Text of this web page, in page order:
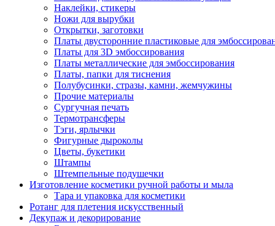
Наклейки, стикеры
Ножи для вырубки
Открытки, заготовки
Платы двусторонние пластиковые для
Платы для 3D эмбоссирования
Платы металлические для эмбоссирования
Платы, папки для тиснения
Полубусинки, стразы, камни, жемчужины
Прочие материалы
Сургучная печать
Термотрансферы
Тэги, ярлычки
Фигурные дыроколы
Цветы, букетики
Штампы
Штемпельные подушечки
Изготовление косметики ручной работы и мыла
Тара и упаковка для косметики
Ротанг для плетения искусственный
Декупаж и декорирование